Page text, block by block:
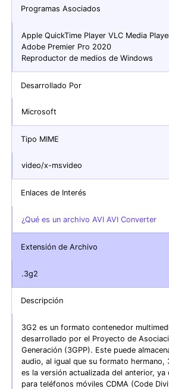
Programas Asociados
Apple QuickTime Player VLC Media
Adobe Premier Pro 2020
Reproductor de medios de Windows
Desarrollado Por
Microsoft
Tipo MIME
video/x-msvideo
Enlaces de Interés
¿Qué es un archivo AVI AVI Converter
Extensión de Archivo
.3g2
Descripción
3G2 es un formato contenedor
desarrollado por el Proyecto de
Generación (3GPP). Este puede
audio, al igual que su formato hermano,
es la versión actualizada del anterior, ya
para teléfonos móviles CDMA (Code